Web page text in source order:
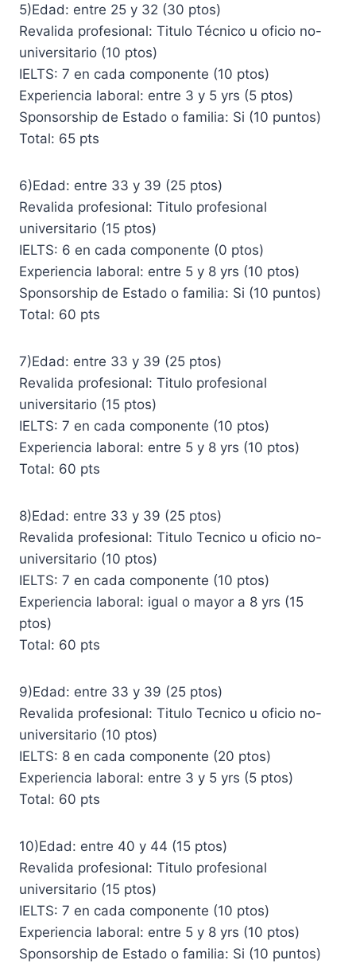
5)Edad: entre 25 y 32 (30 ptos)
Revalida profesional: Titulo Técnico u oficio no-
universitario (10 ptos)
IELTS: 7 en cada componente (10 ptos)
Experiencia laboral: entre 3 y 5 yrs (5 ptos)
Sponsorship de Estado o familia: Si (10 puntos)
Total: 65 pts
6)Edad: entre 33 y 39 (25 ptos)
Revalida profesional: Titulo profesional
universitario (15 ptos)
IELTS: 6 en cada componente (0 ptos)
Experiencia laboral: entre 5 y 8 yrs (10 ptos)
Sponsorship de Estado o familia: Si (10 puntos)
Total: 60 pts
7)Edad: entre 33 y 39 (25 ptos)
Revalida profesional: Titulo profesional
universitario (15 ptos)
IELTS: 7 en cada componente (10 ptos)
Experiencia laboral: entre 5 y 8 yrs (10 ptos)
Total: 60 pts
8)Edad: entre 33 y 39 (25 ptos)
Revalida profesional: Titulo Tecnico u oficio no-
universitario (10 ptos)
IELTS: 7 en cada componente (10 ptos)
Experiencia laboral: igual o mayor a 8 yrs (15
ptos)
Total: 60 pts
9)Edad: entre 33 y 39 (25 ptos)
Revalida profesional: Titulo Tecnico u oficio no-
universitario (10 ptos)
IELTS: 8 en cada componente (20 ptos)
Experiencia laboral: entre 3 y 5 yrs (5 ptos)
Total: 60 pts
10)Edad: entre 40 y 44 (15 ptos)
Revalida profesional: Titulo profesional
universitario (15 ptos)
IELTS: 7 en cada componente (10 ptos)
Experiencia laboral: entre 5 y 8 yrs (10 ptos)
Sponsorship de Estado o familia: Si (10 puntos)